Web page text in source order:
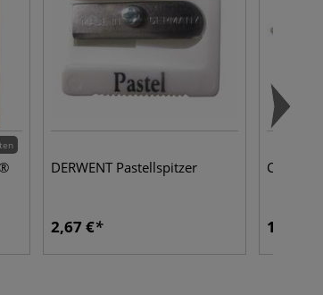
DERWENT Pastellspitzer
2,67 €
Conté à
1,16 €